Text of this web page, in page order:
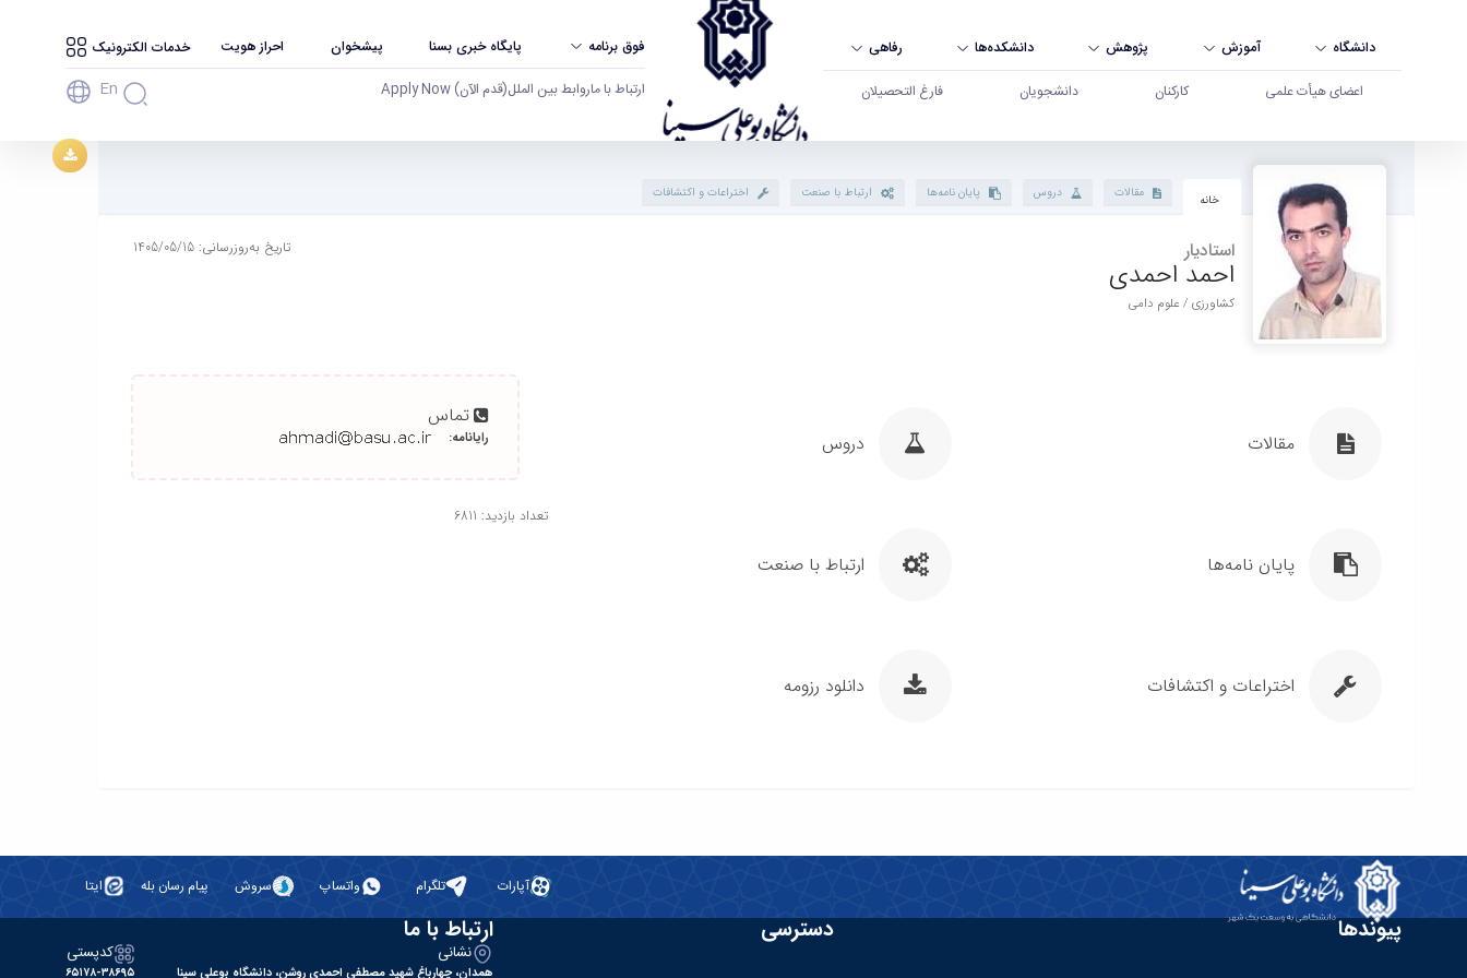
دانشگاه آموزش پژوهش دانشکده‌ها رفاهی
اعضای هیأت علمی کارکنان دانشجویان فارغ التحصیلان
فوق برنامه پایگاه خبری بسنا پیشخوان احراز هویت خدمات الکترونیک
ارتباط با ماروابط بین الملل(قدم الآن) Apply Now En
خانه مقالات دروس پایان نامه‌ها ارتباط با صنعت اختراعات و اکتشافات
استادیار تاریخ به‌روزرسانی: 1405/05/15
احمد احمدی
کشاورزی / علوم دامی
تماس
رایانامه:
تعداد بازدید: 6811
مقالات دروس
پایان نامه‌ها ارتباط با صنعت
اختراعات و اکتشافات دانلود رزومه
آپارات تلگرام واتساپ سروش پیام رسان بله ایتا
پیوندها دسترسی ارتباط با ما
نشانی
همدان، چهارباغ شهید مصطفی احمدی روشن، دانشگاه بوعلی سینا
کدپستی
۶۵۱۷۸-۳۸۶۹۵